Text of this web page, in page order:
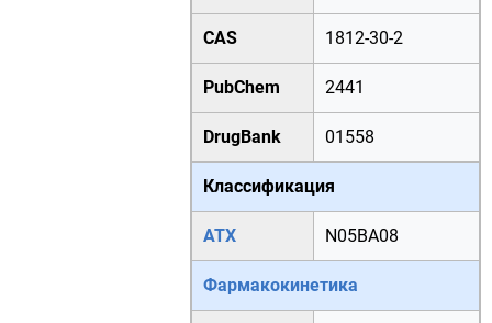
CAS 1812-30-2
PubChem 2441
DrugBank 01558
Классификация
АТХ N05BA08
Фармакокинетика